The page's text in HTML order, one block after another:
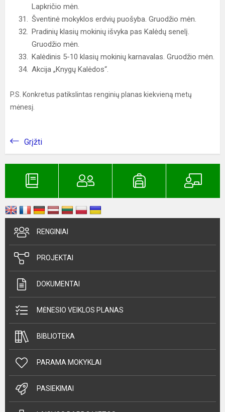
Lapkričio mėn.
Šventinė mokyklos erdvių puošyba. Gruodžio mėn.
Pradinių klasių mokinių išvyka pas Kalėdų senelį.
Gruodžio mėn.
Kalėdinis 5-10 klasių mokinių karnavalas. Gruodžio mėn.
Akcija „Knygų Kalėdos“.
P.S. Konkretus patikslintas renginių planas kiekvieną metų
mėnesį.
Grįžti
RENGINIAI
PROJEKTAI
DOKUMENTAI
MĖNESIO VEIKLOS PLANAS
BIBLIOTEKA
PARAMA MOKYKLAI
PASIEKIMAI